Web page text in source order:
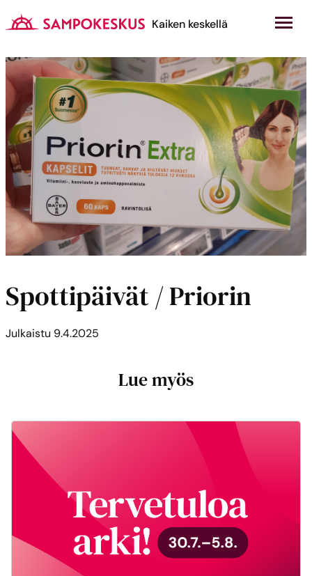
sisältöön
Kauppakeskus Sampokeskus
Kaiken keskellä
Spottipäivät / Priorin
Julkaistu 9.4.2025
Lue myös